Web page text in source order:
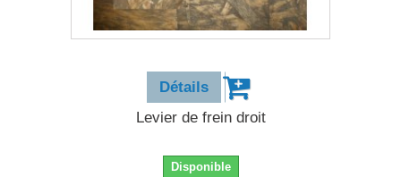
Détails
Levier de frein droit
Disponible